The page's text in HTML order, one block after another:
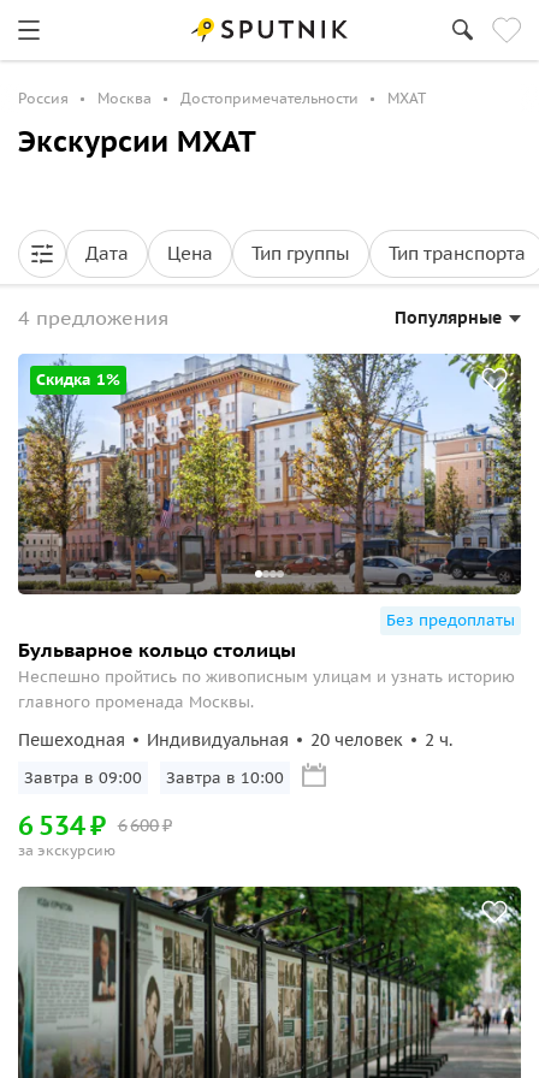
Россия Москва Достопримечательности МХАТ
Экскурсии МХАТ
Дата Цена Тип группы Тип транспорта
4 предложения Популярные
Скидка 1%
Без предоплаты
Бульварное кольцо столицы
Неспешно пройтись по живописным улицам и узнать историю
главного променада Москвы.
Пешеходная Индивидуальная 20 человек 2 ч.
Завтра в 09:00 Завтра в 10:00
6600₽
6 534₽
за экскурсию